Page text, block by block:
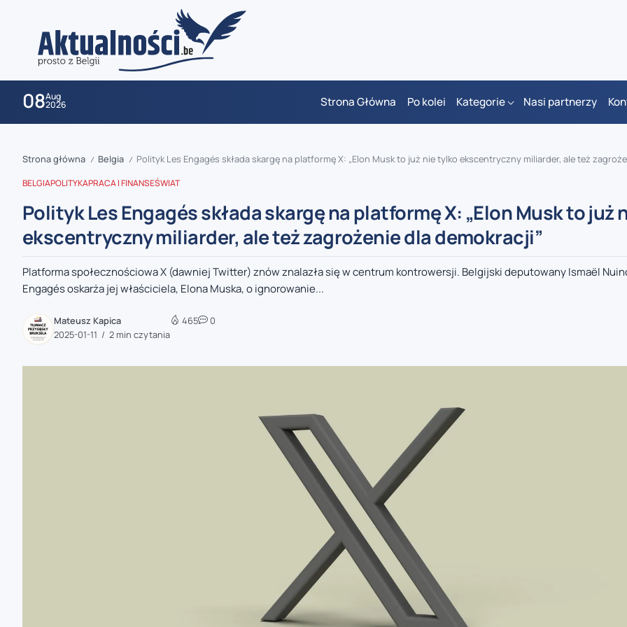
08Aug
2026 Strona Główna Po kolei Kategorie Nasi partnerzy
zaobserwuj nas
zaobserwuj nas
zaobserwuj nas
Strona główna / Belgia / Polityk Les Engagés składa skargę na platformę X: „Elon Musk to już nie tylko ekscentryczny miliarder, ale też zagrożenie
BELGIAPOLITYKAPRACA I FINANSEŚWIAT
Polityk Les Engagés składa skargę na platformę X: „Elon Musk to już
ekscentryczny miliarder, ale też zagrożenie dla demokracji”
Platforma społecznościowa X (dawniej Twitter) znów znalazła się w centrum kontrowersji. Belgijski deputowany Ismaël
Engagés oskarża jej właściciela, Elona Muska, o ignorowanie...
Mateusz Kapica
2025-01-11
2 min czytania
465 0